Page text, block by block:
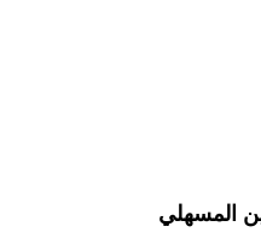
المسهلي